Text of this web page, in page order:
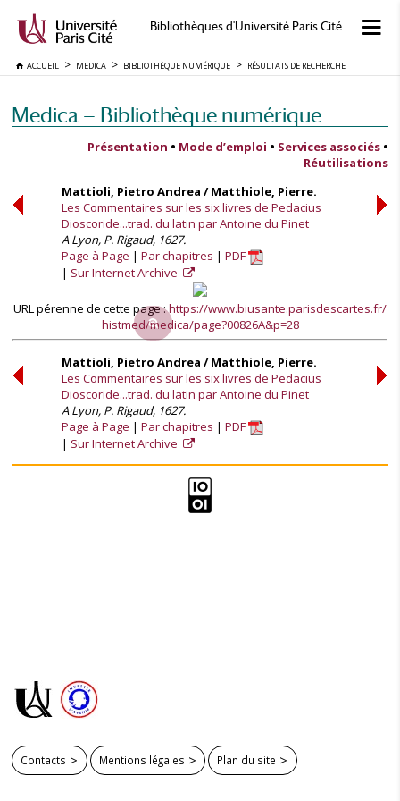
Bibliothèques d'Université Paris Cité
ACCUEIL MEDICA BIBLIOTHÈQUE NUMÉRIQUE RÉSULTATS DE RECHERCHE
Medica — Bibliothèque numérique
Présentation • Mode d’emploi • Services associés •
Réutilisations
Mattioli, Pietro Andrea / Matthiole, Pierre.
Les Commentaires sur les six livres de Pedacius
Dioscoride...trad. du latin par Antoine du Pinet
A Lyon, P. Rigaud, 1627.
Page à Page
Par chapitres
PDF
Sur Internet Archive
URL pérenne de cette page :https://www.biusante.parisdescartes.fr/
histmed/medica/page?00826A&p=28
Mattioli, Pietro Andrea / Matthiole, Pierre.
Les Commentaires sur les six livres de Pedacius
Dioscoride...trad. du latin par Antoine du Pinet
A Lyon, P. Rigaud, 1627.
Page à Page
Par chapitres
PDF
Sur Internet Archive
Contacts Mentions légales Plan du site